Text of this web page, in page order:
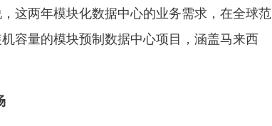
这两年模块化数据中心的业务需求，在全球范
容量的模块预制数据中心项目，涵盖马来西